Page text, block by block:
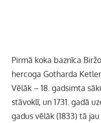
Pirmā koka baznīca
hercoga Gotharda
Vēlāk – 18. gadsimta
stāvoklī, un 1731. gadā
gadus vēlāk (1833) tā